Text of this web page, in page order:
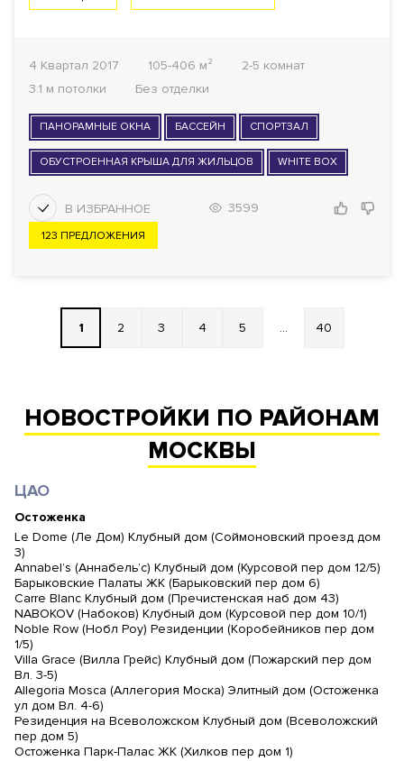
4 Квартал 2017 105-406 м²
2-5 комнат
3.1 м потолки
Без отделки
ПАНОРАМНЫЕ ОКНА БАССЕЙН СПОРТЗАЛ
ОБУСТРОЕННАЯ КРЫША ДЛЯ ЖИЛЬЦОВ WHITE BOX
3599
123 ПРЕДЛОЖЕНИЯ
1 2 3 4 5 ... 40
НОВОСТРОЙКИ ПО РАЙОНАМ
МОСКВЫ
ЦАО
Остоженка
Le Dome (Ле Дом) Клубный дом (Соймоновский проезд дом
3)
Annabel’s (Аннабель’с) Клубный дом (Курсовой пер дом 12/5)
Барыковские Палаты ЖК (Барыковский пер дом 6)
Carre Blanc Клубный дом (Пречистенская наб дом 43)
NABOKOV (Набоков) Клубный дом (Курсовой пер дом 10/1)
Noble Row (Нобл Роу) Резиденции (Коробейников пер дом
1/5)
Villa Grace (Вилла Грейс) Клубный дом (Пожарский пер дом
Вл. 3-5)
Allegoria Mosca (Аллегория Моска) Элитный дом (Остоженка
ул дом Вл. 4-6)
Резиденция на Всеволожском Клубный дом (Всеволожский
пер дом 5)
Остоженка Парк-Палас ЖК (Хилков пер дом 1)